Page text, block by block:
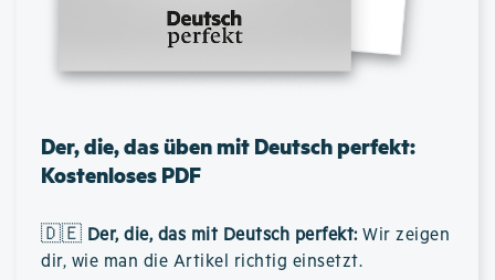
Der, die, das üben mit Deutsch perfekt:
Kostenloses PDF
🇩🇪 Der, die, das mit Deutsch perfekt: Wir zeigen
dir, wie man die Artikel richtig einsetzt.